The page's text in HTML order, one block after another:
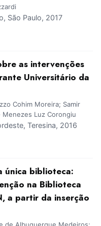
São Paulo, 2017
as intervenções
Universitário da
Cohim Moreira; Samir
Menezes Luz Corongiu
Teresina, 2016
única biblioteca:
na Biblioteca
a partir da inserção